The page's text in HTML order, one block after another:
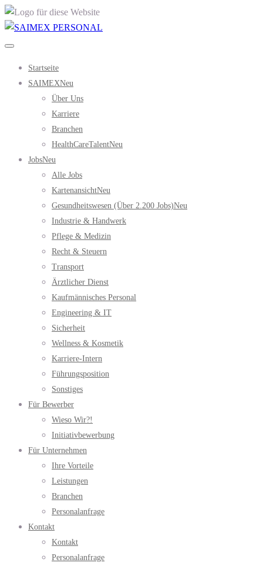
Startseite
SAIMEXNeu
Über Uns
Karriere
Branchen
HealthCareTalentNeu
JobsNeu
Alle Jobs
KartenansichtNeu
Gesundheitswesen (über 2.200 Jobs)Neu
Industrie & Handwerk
Pflege & Medizin
Recht & Steuern
Transport
Ärztlicher Dienst
Kaufmännisches Personal
Engineering & IT
Sicherheit
Wellness & Kosmetik
Karriere-Intern
Führungsposition
Sonstiges
Für Bewerber
Wieso Wir?!
Initiativbewerbung
Für Unternehmen
Ihre Vorteile
Leistungen
Branchen
Personalanfrage
Kontakt
Kontakt
Personalanfrage